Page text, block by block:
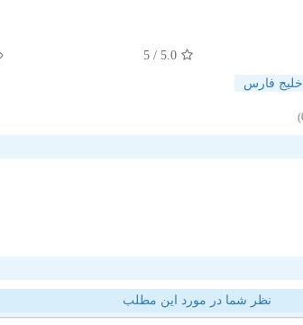
5.0
/ 5
خلیج فارس
نظر شما در مورد این مطلب